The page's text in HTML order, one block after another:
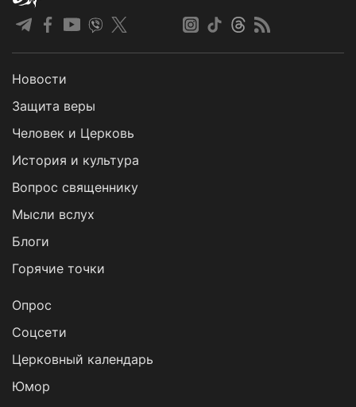
Новости
Защита веры
Человек и Церковь
История и культура
Вопрос священнику
Мысли вслух
Блоги
Горячие точки
Опрос
Cоцсети
Церковный календарь
Юмор